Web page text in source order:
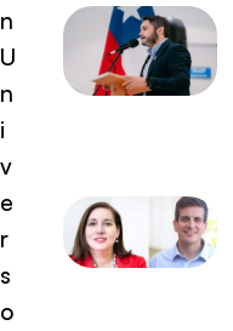
n
U
n
i
v
e
r
s
o